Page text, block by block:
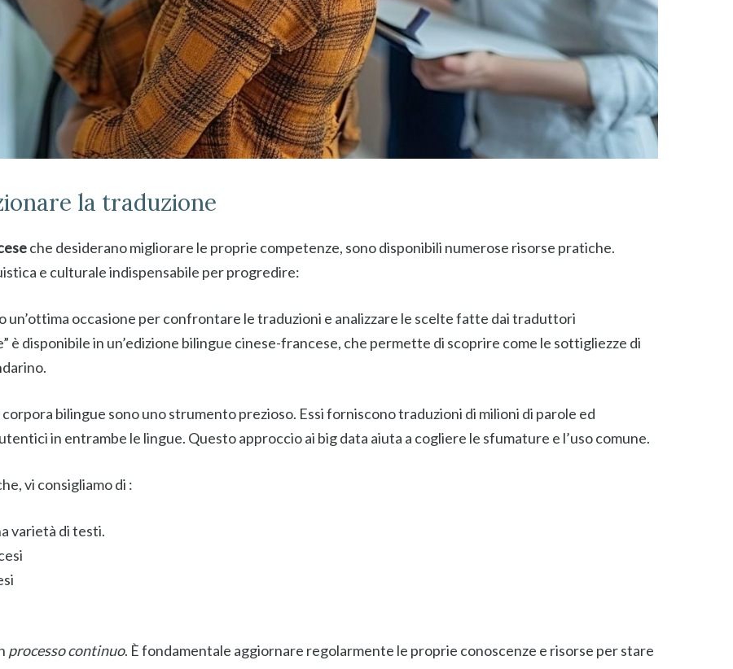
la traduzione
che desiderano migliorare le proprie competenze, sono disponibili numerose risorse pratiche.
e culturale indispensabile per progredire:
occasione per confrontare le traduzioni e analizzare le scelte fatte dai traduttori
è disponibile in un’edizione bilingue cinese-francese, che permette di scoprire come le sottigliezze di
bilingue sono uno strumento prezioso. Essi forniscono traduzioni di milioni di parole ed
in entrambe le lingue. Questo approccio ai big data aiuta a cogliere le sfumature e l’uso comune.
vi consigliamo di :
varietà di testi.
processo continuo. È fondamentale aggiornare regolarmente le proprie conoscenze e risorse per stare